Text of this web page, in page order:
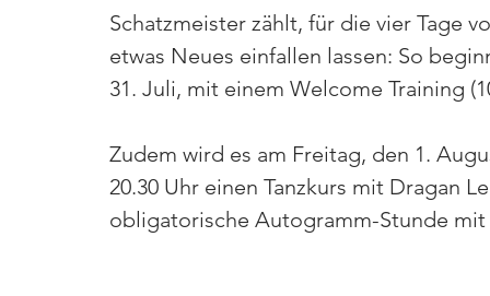
Schatzmeister zählt, für die vier Tage
etwas Neues einfallen lassen: So
31. Juli, mit einem Welcome Training
Zudem wird es am Freitag, den 1.
20.30 Uhr einen Tanzkurs mit Dragan
obligatorische Autogramm-Stunde mit